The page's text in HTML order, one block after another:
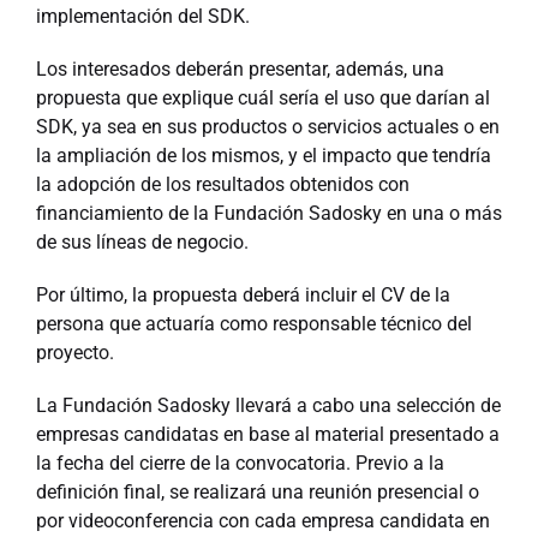
implementación del SDK.
Los interesados deberán presentar, además, una
propuesta que explique cuál sería el uso que darían al
SDK, ya sea en sus productos o servicios actuales o en
la ampliación de los mismos, y el impacto que tendría
la adopción de los resultados obtenidos con
financiamiento de la Fundación Sadosky en una o más
de sus líneas de negocio.
Por último, la propuesta deberá incluir el CV de la
persona que actuaría como responsable técnico del
proyecto.
La Fundación Sadosky llevará a cabo una selección de
empresas candidatas en base al material presentado a
la fecha del cierre de la convocatoria. Previo a la
definición final, se realizará una reunión presencial o
por videoconferencia con cada empresa candidata en